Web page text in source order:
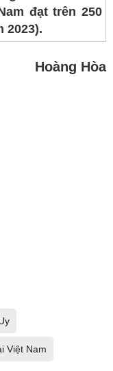
đạt trên 250
2023).
Hoàng Hòa
Việt Nam